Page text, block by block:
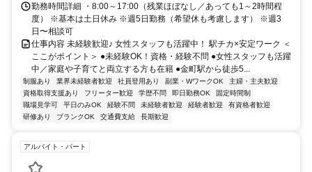
勤務時間詳細 ・8:00～17:00（残業ほぼなし／あっても1～2時間程
度） ※基本は土日休み ※週5日勤務（希望休も考慮します） ※週3
日〜相談可
仕事内容 未経験歓迎♪ 女性スタッフも活躍中！ 駅チカ×安定ワーク ＜
ここがポイント＞ ●未経験OK！資格・経験不問 ●女性スタッフも活躍
中／家庭や子育てと両立する方も在籍 ●金町駅から徒歩5...
制服あり 業界未経験者歓迎 社員登用あり 副業・WワークOK
主婦・主夫歓迎
資格取得支援あり
フリーター歓迎 学歴不問 即日勤務OK
固定時間制
職場見学可
平日のみOK 経験不問 未経験者歓迎 経験者歓迎
有資格者歓迎
研修あり
ブランクOK 交通費支給 長期歓迎
アルバイト・パート